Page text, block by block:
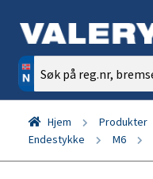
Søk
etter:
Hjem Produkter
Endestykke
M6